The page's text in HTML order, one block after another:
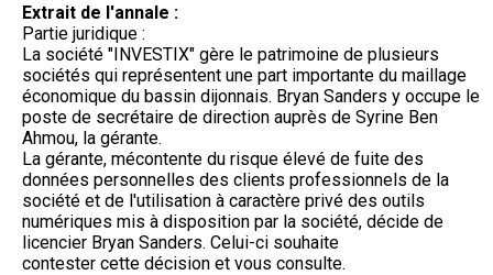
Extrait de l'annale :
Partie juridique :
La société "INVESTIX" gère le patrimoine de plusieurs
sociétés qui représentent une part importante du maillage
économique du bassin dijonnais. Bryan Sanders y occupe le
poste de secrétaire de direction auprès de Syrine Ben
Ahmou, la gérante.
La gérante, mécontente du risque élevé de fuite des
données personnelles des clients professionnels de la
société et de l'utilisation à caractère privé des outils
numériques mis à disposition par la société, décide de
licencier Bryan Sanders. Celui-ci souhaite
contester cette décision et vous consulte.